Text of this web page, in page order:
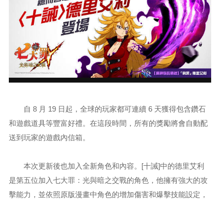
自 8 月 19 日起，全球的玩家都可連續 6 天獲得包含鑽石
和遊戲道具等豐富好禮。在這段時間，所有的獎勵將會自動配
送到玩家的遊戲內信箱。
本次更新後也加入全新角色和內容。[十誡]中的德里艾利
是第五位加入七大罪：光與暗之交戰的角色，他擁有強大的攻
擊能力，並依照原版漫畫中角色的增加傷害和爆擊技能設定，